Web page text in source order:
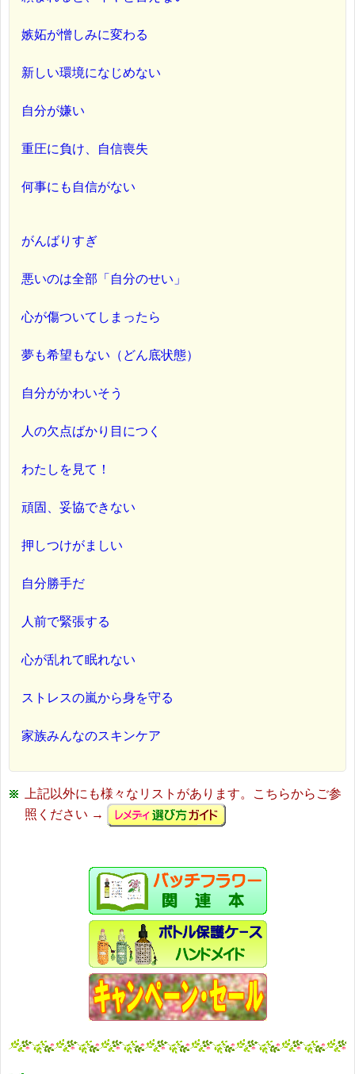
嫉妬が憎しみに変わる
新しい環境になじめない
自分が嫌い
重圧に負け、自信喪失
何事にも自信がない
がんばりすぎ
悪いのは全部「自分のせい」
心が傷ついてしまったら
夢も希望もない（どん底状態）
自分がかわいそう
人の欠点ばかり目につく
わたしを見て！
頑固、妥協できない
押しつけがましい
自分勝手だ
人前で緊張する
心が乱れて眠れない
ストレスの嵐から身を守る
家族みんなのスキンケア
上記以外にも様々なリストがあります。こちらからご参
照ください →